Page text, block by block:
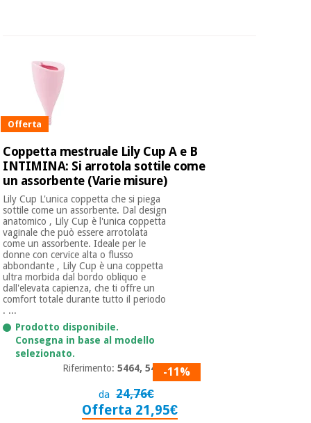
Offerta
Coppetta mestruale Lily Cup A e B
INTIMINA: Si arrotola sottile come
un assorbente (Varie misure)
Lily Cup L'unica coppetta che si piega
sottile come un assorbente. Dal design
anatomico , Lily Cup è l'unica coppetta
vaginale che può essere arrotolata
come un assorbente. Ideale per le
donne con cervice alta o flusso
abbondante , Lily Cup è una coppetta
ultra morbida dal bordo obliquo e
dall'elevata capienza, che ti offre un
comfort totale durante tutto il periodo
. ...
Prodotto disponibile.
Consegna in base al modello
selezionato.
Riferimento:5464, 5471-11%
da 24,76€
Offerta 21,95€